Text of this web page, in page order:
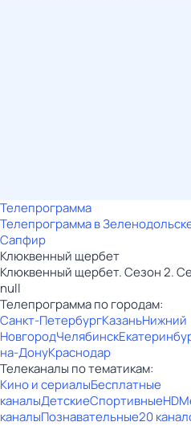
Телепрограмма
Телепрограмма в
Сапфир
Клюквенный щербет
Клюквенный щербет. Сезон 2.
null
Телепрограмма по городам:
Санкт-ПетербургКазаньНижний
НовгородЧелябинск
на-ДонуКраснодар
Телеканалы по тематикам:
Кино и сериалыБесплатные
каналыДетскиеСпортивныеHD
каналыПознавательные20